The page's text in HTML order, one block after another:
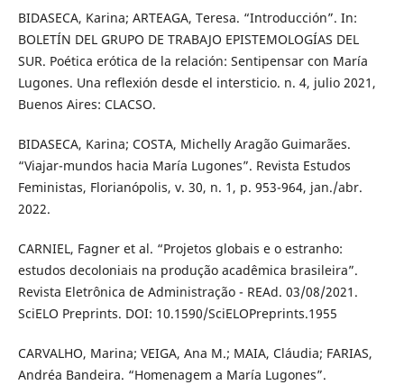
BIDASECA, Karina; ARTEAGA, Teresa. “Introducción”. In:
BOLETÍN DEL GRUPO DE TRABAJO EPISTEMOLOGÍAS DEL
SUR. Poética erótica de la relación: Sentipensar con María
Lugones. Una reflexión desde el intersticio. n. 4, julio 2021,
Buenos Aires: CLACSO.
BIDASECA, Karina; COSTA, Michelly Aragão Guimarães.
“Viajar-mundos hacia María Lugones”. Revista Estudos
Feministas, Florianópolis, v. 30, n. 1, p. 953-964, jan./abr.
2022.
CARNIEL, Fagner et al. “Projetos globais e o estranho:
estudos decoloniais na produção acadêmica brasileira”.
Revista Eletrônica de Administração - REAd. 03/08/2021.
SciELO Preprints. DOI: 10.1590/SciELOPreprints.1955
CARVALHO, Marina; VEIGA, Ana M.; MAIA, Cláudia; FARIAS,
Andréa Bandeira. “Homenagem a María Lugones”.